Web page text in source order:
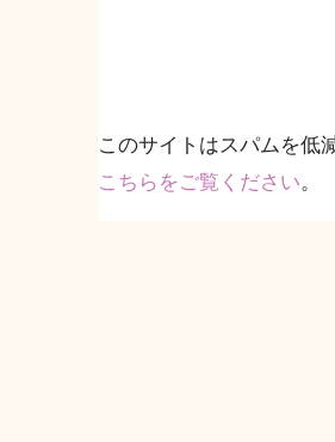
このサイトはスパムを低
こちらをご覧ください。